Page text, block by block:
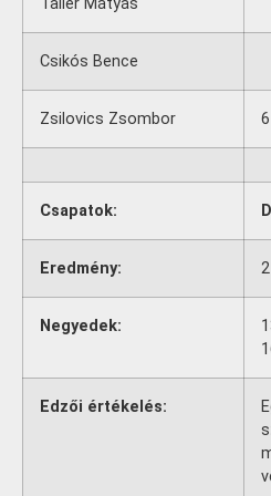
Taller Mátyás
Csikós Bence
Zsilovics Zsombor 6
Csapatok:
Eredmény:
Negyedek:
Edzői értékelés: